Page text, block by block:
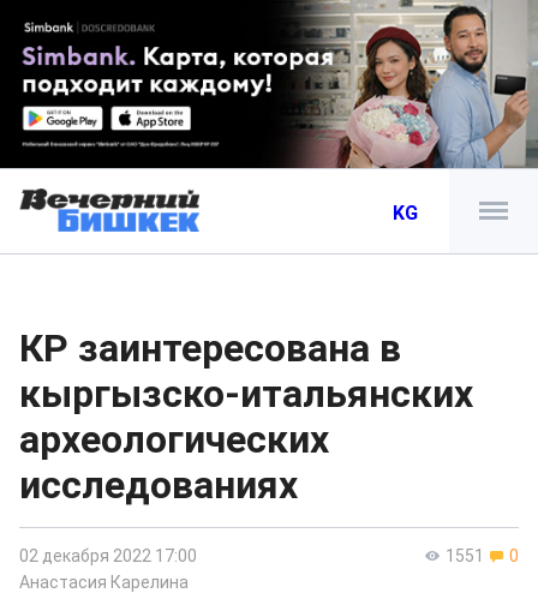
KG
КР заинтересована в
кыргызско-итальянских
археологических
исследованиях
1551 0
02 декабря 2022 17:00
Анастасия Карелина